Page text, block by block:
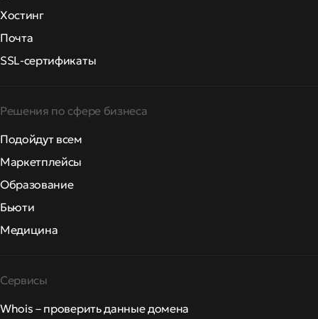
Хостинг
Почта
SSL-сертификаты
Решения по сфере бизнеса
Подойдут всем
Маркетплейсы
Образование
Бьюти
Медицина
Сервисы
Whois – проверить данные домена